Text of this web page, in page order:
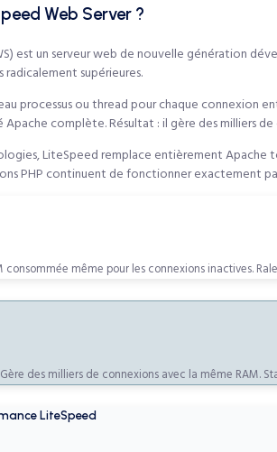
Web Server ?
est un serveur web de nouvelle génération
radicalement supérieures.
processus ou thread pour chaque connexion
complète. Résultat : il gère des milliers
LiteSpeed remplace entièrement
PHP continuent de fonctionner exactement
consommée même pour les connexions inactives.
des milliers de connexions avec la même RAM.
LiteSpeed